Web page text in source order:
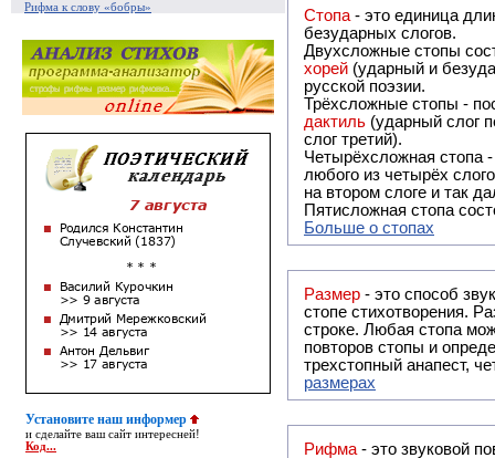
Рифма к слову «бобры»
Установите наш информер
и сделайте ваш сайт интересней!
Код...
Стопа - это единица
безударных слогов.
Двухсложные стопы
хорей (ударный и
русской поэзии.
Трёхсложные стопы -
дактиль (ударный слог
слог третий).
Четырёхсложная стопа
любого из четырёх
на втором слоге и так
Пятисложная стопа
Больше о стопах
Размер - это способ
стопе стихотворения.
строке. Любая стопа
повторов стопы и
трехстопный анапест,
размерах
Рифма - это звуковой повтор, традиционно используемый в поэзии и, как